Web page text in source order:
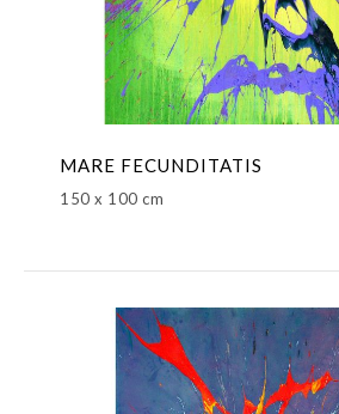
MARE FECUNDITATIS
150 x 100 cm